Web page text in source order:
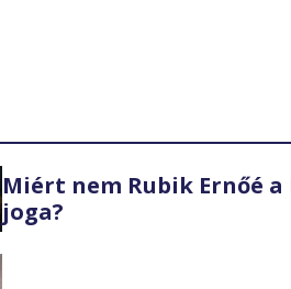
Miért nem Rubik Ernőé
joga?